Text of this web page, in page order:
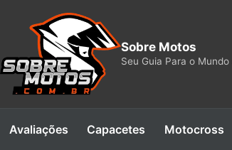
Sobre Motos
Seu Guia Para o
Avaliações Capacetes Motocross